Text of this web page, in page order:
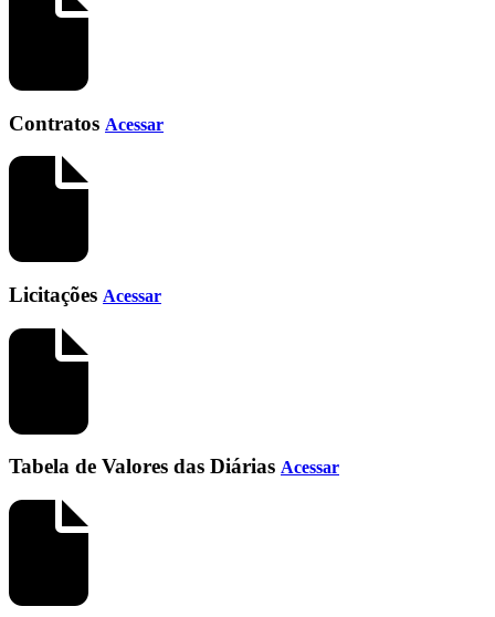
Contratos Acessar
Licitações Acessar
Tabela de Valores das Diárias Acessar